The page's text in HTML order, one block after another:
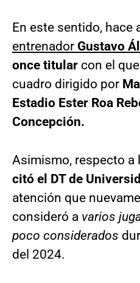
En este sentido, hace
entrenador Gustavo
once titular con el
cuadro dirigido por
Estadio Ester Roa
Concepción.
Asimismo, respecto a
citó el DT de
atención que
consideró a varios
poco considerados
del 2024.